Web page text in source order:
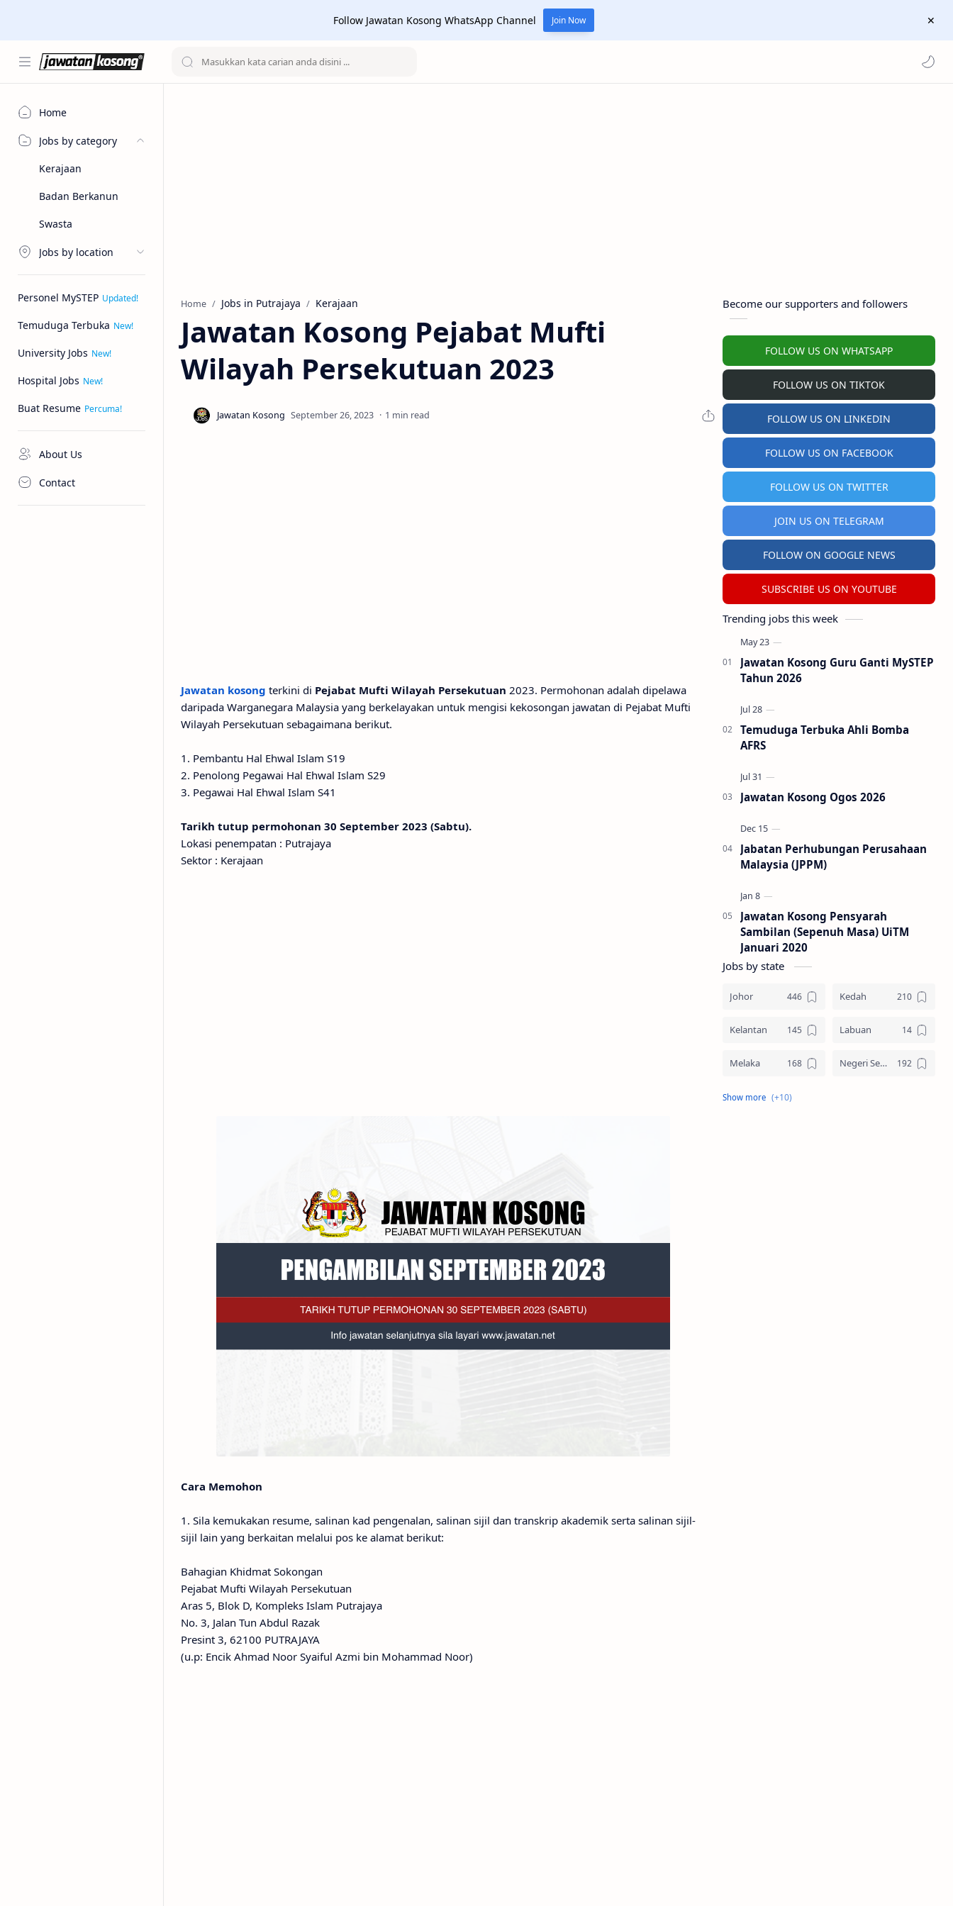
Follow Jawatan Kosong WhatsApp Channel Join Now
Home
Jobs by category
Kerajaan
Badan Berkanun
Swasta
Jobs by location
Personel MySTEP
Temuduga Terbuka
University Jobs
Hospital Jobs
Buat Resume
About Us
Contact
Home Jobs in Putrajaya Kerajaan
Jawatan Kosong Pejabat Mufti
Wilayah Persekutuan 2023
1 min read
Jawatan kosong terkini di Pejabat Mufti Wilayah Persekutuan 2023. Permohonan adalah dipelawa
daripada Warganegara Malaysia yang berkelayakan untuk mengisi kekosongan jawatan di Pejabat Mufti
Wilayah Persekutuan sebagaimana berikut.
1. Pembantu Hal Ehwal Islam S19
2. Penolong Pegawai Hal Ehwal Islam S29
3. Pegawai Hal Ehwal Islam S41
Tarikh tutup permohonan 30 September 2023 (Sabtu).
Lokasi penempatan : Putrajaya
Sektor : Kerajaan
Cara Memohon
1. Sila kemukakan resume, salinan kad pengenalan, salinan sijil dan transkrip akademik serta salinan sijil-
sijil lain yang berkaitan melalui pos ke alamat berikut:
Bahagian Khidmat Sokongan
Pejabat Mufti Wilayah Persekutuan
Aras 5, Blok D, Kompleks Islam Putrajaya
No. 3, Jalan Tun Abdul Razak
Presint 3, 62100 PUTRAJAYA
(u.p: Encik Ahmad Noor Syaiful Azmi bin Mohammad Noor)
Become our supporters and followers
FOLLOW US ON WHATSAPP
FOLLOW US ON TIKTOK
FOLLOW US ON LINKEDIN
FOLLOW US ON FACEBOOK
FOLLOW US ON TWITTER
JOIN US ON TELEGRAM
FOLLOW ON GOOGLE NEWS
SUBSCRIBE US ON YOUTUBE
Trending jobs this week
Jawatan Kosong Guru Ganti MySTEP
Tahun 2026
Temuduga Terbuka Ahli Bomba
AFRS
Jawatan Kosong Ogos 2026
Jabatan Perhubungan Perusahaan
Malaysia (JPPM)
Jawatan Kosong Pensyarah
Sambilan (Sepenuh Masa) UiTM
Januari 2020
Jobs by state
Johor Kedah
Kelantan Labuan
Melaka Negeri Sembilan
Pahang